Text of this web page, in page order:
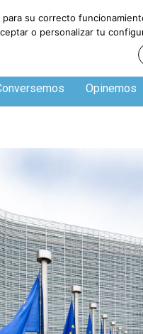
Opinemos
su correcto
o personalizar tu